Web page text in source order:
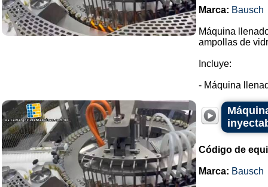
Marca: Bausch
Máquina
ampollas de
Incluye:
- Máquina
Código de
Marca: Bausch